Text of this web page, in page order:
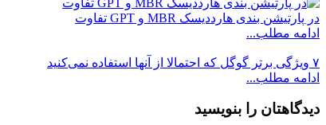
در پارتیشن بندی هارددیسک MBR و GPT تفاوت
ادامه مطلب...
۷ ویژگی برتر گوگل که احتمالا از آنها استفاده نمی‌کنید
ادامه مطلب...
دیدگاهتان را بنویسید